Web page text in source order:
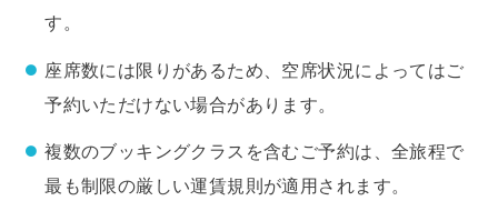
す。
座席数には限りがあるため、空席状況によってはご
予約いただけない場合があります。
複数のブッキングクラスを含むご予約は、全旅程で
最も制限の厳しい運賃規則が適用されます。